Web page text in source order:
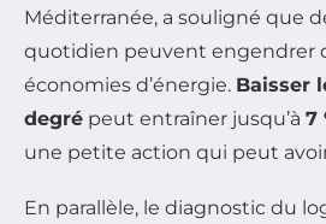
Méditerranée, a souligné que
quotidien peuvent engendrer
économies d’énergie. Baisser
degré peut entraîner jusqu’à 7
une petite action qui peut
En parallèle, le diagnostic du